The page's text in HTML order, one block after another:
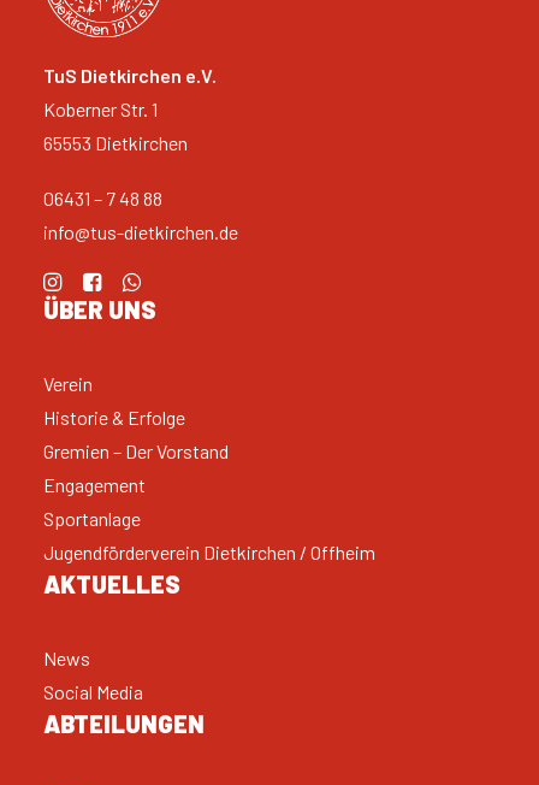
TuS Dietkirchen e.V.
Koberner Str. 1
65553 Dietkirchen
06431 – 7 48 88
info@tus-dietkirchen.de
ÜBER UNS
Verein
Historie & Erfolge
Gremien – Der Vorstand
Engagement
Sportanlage
Jugendförderverein Dietkirchen / Offheim
AKTUELLES
News
Social Media
ABTEILUNGEN